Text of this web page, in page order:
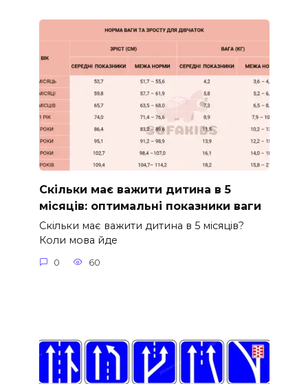
Скільки має важити дитина в 5
місяців: оптимальні показники ваги
Скільки має важити дитина в 5 місяців?
Коли мова йде
0 60